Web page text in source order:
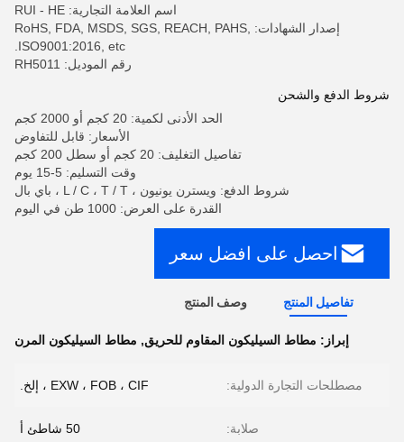
اسم العلامة التجارية: RUI - HE
إصدار الشهادات: RoHS, FDA, MSDS, SGS, REACH, PAHS,
ISO9001:2016, etc.
رقم الموديل: RH5011
شروط الدفع والشحن
الحد الأدنى لكمية: 20 كجم أو 2000 كجم
الأسعار: قابل للتفاوض
تفاصيل التغليف: 20 كجم أو سطل 200 كجم
وقت التسليم: 5-15 يوم
شروط الدفع: ويسترن يونيون ، L / C ، T / T ، باي بال
القدرة على العرض: 1000 طن في اليوم
احصل على افضل سعر
تفاصيل المنتج وصف المنتج
إبراز: مطاط السيليكون المقاوم للحريق, مطاط السيليكون المرن
مصطلحات التجارة الدولية: EXW ، FOB ، CIF ، إلخ.
صلابة: 50 شاطئ أ